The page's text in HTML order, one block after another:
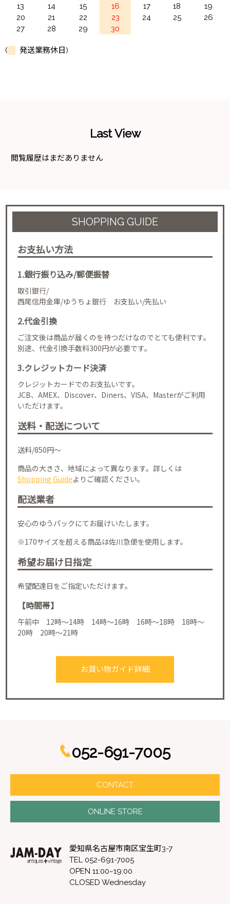
13
14 15 16 17 18
19
20
21 22 23 24 25
26
27
28 29 30
( 発送業務休日)
Last View
閲覧履歴はまだありません
SHOPPING GUIDE
お支払い方法
1.銀行振り込み/郵便振替
取引銀行/
西尾信用金庫/ゆうちょ銀行 お支払い/先払い
2.代金引換
ご注文後は商品が届くのを待つだけなのでとても便利です。
別途、代金引換手数料300円が必要です。
3.クレジットカード決済
クレジットカードでのお支払いです。
JCB、AMEX、Discover、Diners、VISA、Masterがご利用
いただけます。
送料・配送について
送料/850円～
商品の大きさ、地域によって異なります。詳しくは
Shopping Guideよりご確認ください。
配送業者
安心のゆうパックにてお届けいたします。
※170サイズを超える商品は佐川急便を使用します。
希望お届け日指定
希望配達日をご指定いただけます。
【時間帯】
午前中 12時～14時 14時～16時 16時～18時 18時～
20時 20時～21時
お買い物ガイド詳細
052-691-7005
CONTACT
ONLINE STORE
愛知県名古屋市南区宝生町3-7
TEL 052-691-7005
OPEN 11:00~19:00
CLOSED Wednesday